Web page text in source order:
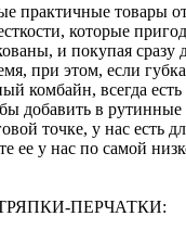
практичные товары
которые
и покупая сразу
при этом, если
комбайн, всегда есть
добавить в
точке, у нас есть
ее у нас по самой
ТРЯПКИ-ПЕРЧАТКИ: